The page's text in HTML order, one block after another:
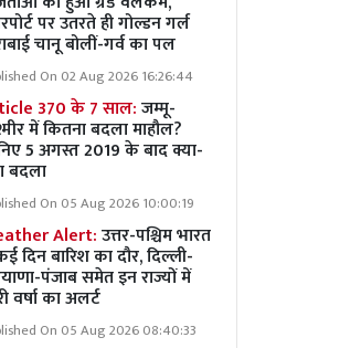
पर उतरते ही गोल्डन गर्ल
चानू बोलीं-गर्व का पल
On 02 Aug 2026 16:26:44
370 के 7 साल:जम्मू-
में कितना बदला माहौल?
5 अगस्त 2019 के बाद क्या-
बदला
On 05 Aug 2026 10:00:19
Alert:उत्तर-पश्चिम भारत
दिन बारिश का दौर, दिल्ली-
पंजाब समेत इन राज्यों में
वर्षा का अलर्ट
On 05 Aug 2026 08:40:33